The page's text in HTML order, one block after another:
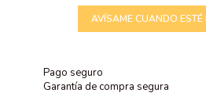
AVÍSAME CUANDO ESTÉ
Pago seguro
Garantía de compra segura